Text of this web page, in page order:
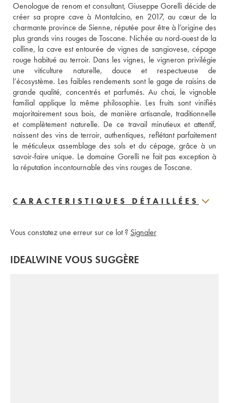
Oenologue de renom et consultant, Giuseppe Gorelli décide de
créer sa propre cave à Montalcino, en 2017, au cœur de la
charmante province de Sienne, réputée pour être à l’origine des
plus grands vins rouges de Toscane. Nichée au nord-ouest de la
colline, la cave est entourée de vignes de sangiovese, cépage
rouge habitué au terroir. Dans les vignes, le vigneron privilégie
une viticulture naturelle, douce et respectueuse de
l’écosystème. Les faibles rendements sont le gage de raisins de
grande qualité, concentrés et parfumés. Au chai, le vignoble
familial applique la même philosophie. Les fruits sont vinifiés
majoritairement sous bois, de manière artisanale, traditionnelle
et complètement naturelle. De ce travail minutieux et attentif,
naissent des vins de terroir, authentiques, reflétant parfaitement
le méticuleux assemblage des sols et du cépage, grâce à un
savoir-faire unique. Le domaine Gorelli ne fait pas exception à
la réputation incontournable des vins rouges de Toscane.
CARACTERISTIQUES DÉTAILLÉES
Vous constatez une erreur sur ce lot ? Signaler
IDEALWINE VOUS SUGGÈRE